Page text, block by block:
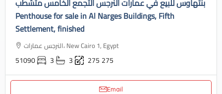
بنتهاوس للبيع في عمارات النرجس التجمع الخامس متشطب
Penthouse for sale in Al Narges Buildings, Fifth
Settlement, finished
النرجس عمارات، New Cairo 1, Egypt
51090 3 3 275 275
Email